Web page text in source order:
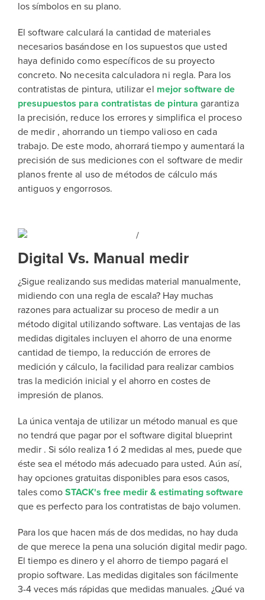
los símbolos en su plano.
El software calculará la cantidad de materiales
necesarios basándose en los supuestos que usted
haya definido como específicos de su proyecto
concreto. No necesita calculadora ni regla. Para los
contratistas de pintura, utilizar el mejor software de
presupuestos para contratistas de pintura garantiza
la precisión, reduce los errores y simplifica el proceso
de medir , ahorrando un tiempo valioso en cada
trabajo. De este modo, ahorrará tiempo y aumentará la
precisión de sus mediciones con el software de medir
planos frente al uso de métodos de cálculo más
antiguos y engorrosos.
Digital Vs. Manual medir
¿Sigue realizando sus medidas material manualmente,
midiendo con una regla de escala? Hay muchas
razones para actualizar su proceso de medir a un
método digital utilizando software. Las ventajas de las
medidas digitales incluyen el ahorro de una enorme
cantidad de tiempo, la reducción de errores de
medición y cálculo, la facilidad para realizar cambios
tras la medición inicial y el ahorro en costes de
impresión de planos.
La única ventaja de utilizar un método manual es que
no tendrá que pagar por el software digital blueprint
medir . Si sólo realiza 1 ó 2 medidas al mes, puede que
éste sea el método más adecuado para usted. Aún así,
hay opciones gratuitas disponibles para esos casos,
tales como STACK's free medir & estimating software
que es perfecto para los contratistas de bajo volumen.
Para los que hacen más de dos medidas, no hay duda
de que merece la pena una solución digital medir pago.
El tiempo es dinero y el ahorro de tiempo pagará el
propio software. Las medidas digitales son fácilmente
3-4 veces más rápidas que medidas manuales. ¿Qué va